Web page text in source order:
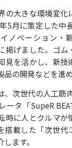
の大きな環境変化
5月に策定した中
ノベーション・
掲げました。ゴム
見を活かし、新技
の開発などを進め
、次世代の人工筋
ータ「SupeR
時に人とクルマが
搭載した「次世代
ます。